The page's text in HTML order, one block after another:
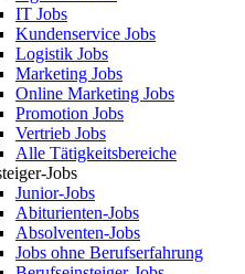
IT Jobs
Kundenservice Jobs
Logistik Jobs
Marketing Jobs
Online Marketing Jobs
Promotion Jobs
Vertrieb Jobs
Alle Tätigkeitsbereiche
Jobs
Junior-Jobs
Abiturienten-Jobs
Absolventen-Jobs
Jobs ohne Berufserfahrung